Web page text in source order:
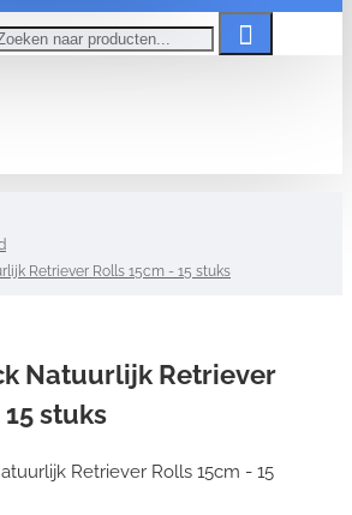
Retriever Rolls 15cm - 15 stuks
Natuurlijk Retriever
stuks